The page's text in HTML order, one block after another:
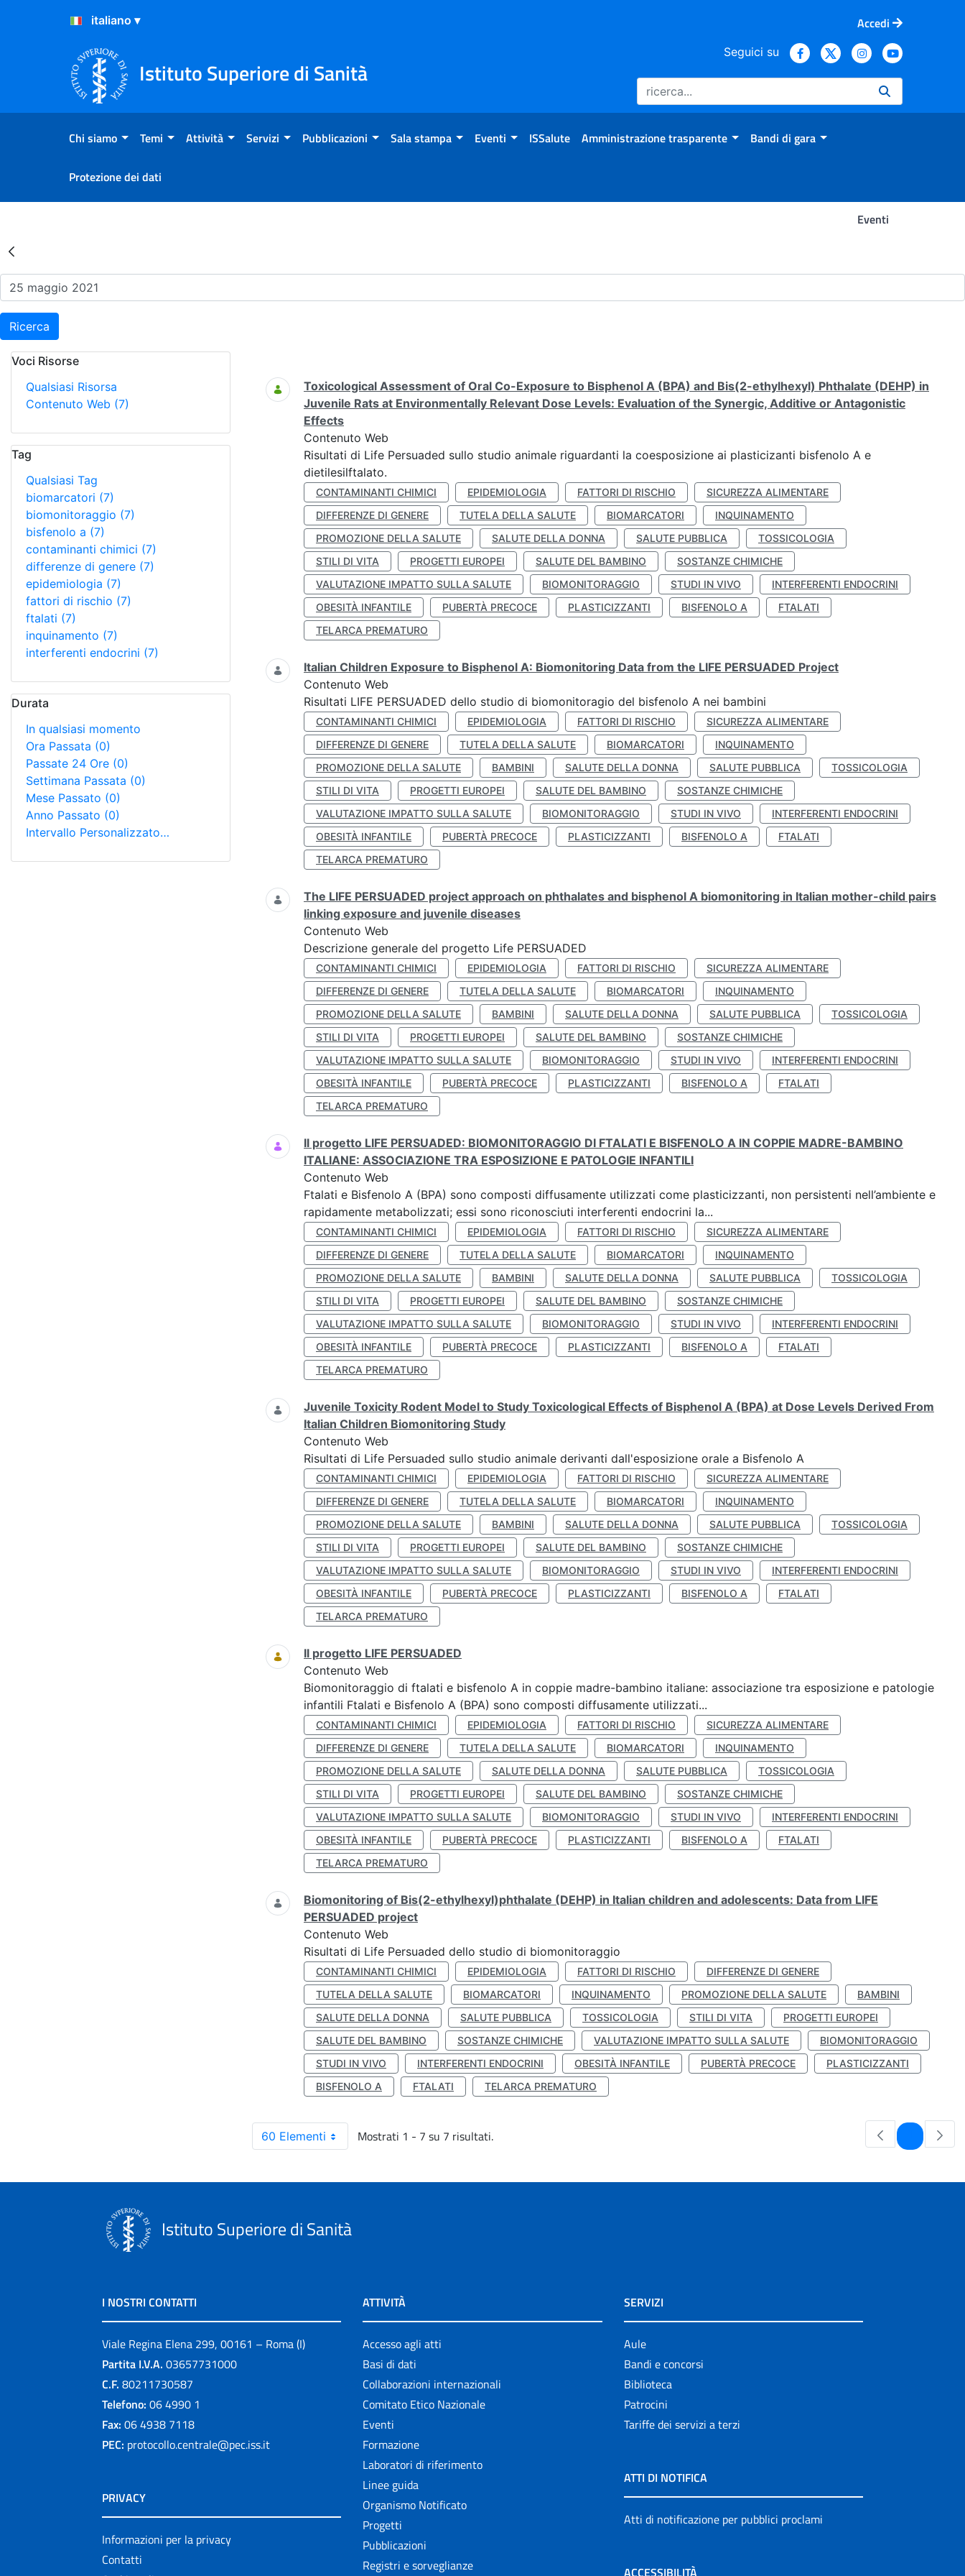
Salta al Contenuto
Salta al Footer
Accedi
Istituto Superiore di Sanità
Seguici su
Chi siamo Temi Attività Servizi Pubblicazioni Sala stampa Eventi ISSalute Amministrazione trasparente Bandi di gara
Protezione dei dati
Eventi
Risultati della Ricerca - Eventi
Ricerca
Voci Risorse
Qualsiasi Risorsa
Contenuto Web (7)
Tag
Qualsiasi Tag
biomarcatori (7)
biomonitoraggio (7)
bisfenolo a (7)
contaminanti chimici (7)
differenze di genere (7)
epidemiologia (7)
fattori di rischio (7)
ftalati (7)
inquinamento (7)
interferenti endocrini (7)
Durata
In qualsiasi momento
Ora Passata (0)
Passate 24 Ore (0)
Settimana Passata (0)
Mese Passato (0)
Anno Passato (0)
Intervallo Personalizzato…
Ricerca
Toxicological Assessment of Oral Co-Exposure to Bisphenol A (BPA) and Bis(2-ethylhexyl) Phthalate (DEHP) in
Juvenile Rats at Environmentally Relevant Dose Levels: Evaluation of the Synergic, Additive or Antagonistic
Effects
Contenuto Web
Risultati di Life Persuaded sullo studio animale riguardanti la coesposizione ai plasticizanti bisfenolo A e
dietilesilftalato.
CONTAMINANTI CHIMICI EPIDEMIOLOGIA FATTORI DI RISCHIO
SICUREZZA ALIMENTARE
DIFFERENZE DI GENERE
TUTELA DELLA SALUTE BIOMARCATORI
INQUINAMENTO
PROMOZIONE DELLA SALUTE
SALUTE DELLA DONNA SALUTE PUBBLICA
TOSSICOLOGIA
STILI DI VITA
PROGETTI EUROPEI SALUTE DEL BAMBINO
SOSTANZE CHIMICHE
VALUTAZIONE IMPATTO SULLA SALUTE
BIOMONITORAGGIO STUDI IN VIVO
INTERFERENTI ENDOCRINI
OBESITÀ INFANTILE
PUBERTÀ PRECOCE PLASTICIZZANTI BISFENOLO A
FTALATI
TELARCA PREMATURO
Italian Children Exposure to Bisphenol A: Biomonitoring Data from the LIFE PERSUADED Project
Contenuto Web
Risultati LIFE PERSUADED dello studio di biomonitoragio del bisfenolo A nei bambini
CONTAMINANTI CHIMICI EPIDEMIOLOGIA FATTORI DI RISCHIO
SICUREZZA ALIMENTARE
DIFFERENZE DI GENERE
TUTELA DELLA SALUTE BIOMARCATORI
INQUINAMENTO
PROMOZIONE DELLA SALUTE
BAMBINI SALUTE DELLA DONNA SALUTE PUBBLICA
TOSSICOLOGIA
STILI DI VITA
PROGETTI EUROPEI SALUTE DEL BAMBINO
SOSTANZE CHIMICHE
VALUTAZIONE IMPATTO SULLA SALUTE
BIOMONITORAGGIO STUDI IN VIVO
INTERFERENTI ENDOCRINI
OBESITÀ INFANTILE
PUBERTÀ PRECOCE PLASTICIZZANTI BISFENOLO A
FTALATI
TELARCA PREMATURO
The LIFE PERSUADED project approach on phthalates and bisphenol A biomonitoring in Italian mother-child pairs
linking exposure and juvenile diseases
Contenuto Web
Descrizione generale del progetto Life PERSUADED
CONTAMINANTI CHIMICI EPIDEMIOLOGIA FATTORI DI RISCHIO
SICUREZZA ALIMENTARE
DIFFERENZE DI GENERE
TUTELA DELLA SALUTE BIOMARCATORI
INQUINAMENTO
PROMOZIONE DELLA SALUTE
BAMBINI SALUTE DELLA DONNA SALUTE PUBBLICA
TOSSICOLOGIA
STILI DI VITA
PROGETTI EUROPEI SALUTE DEL BAMBINO
SOSTANZE CHIMICHE
VALUTAZIONE IMPATTO SULLA SALUTE
BIOMONITORAGGIO STUDI IN VIVO
INTERFERENTI ENDOCRINI
OBESITÀ INFANTILE
PUBERTÀ PRECOCE PLASTICIZZANTI BISFENOLO A
FTALATI
TELARCA PREMATURO
Il progetto LIFE PERSUADED: BIOMONITORAGGIO DI FTALATI E BISFENOLO A IN COPPIE MADRE-BAMBINO
ITALIANE: ASSOCIAZIONE TRA ESPOSIZIONE E PATOLOGIE INFANTILI
Contenuto Web
Ftalati e Bisfenolo A (BPA) sono composti diffusamente utilizzati come plasticizzanti, non persistenti nell’ambiente e
rapidamente metabolizzati; essi sono riconosciuti interferenti endocrini la...
CONTAMINANTI CHIMICI EPIDEMIOLOGIA FATTORI DI RISCHIO
SICUREZZA ALIMENTARE
DIFFERENZE DI GENERE
TUTELA DELLA SALUTE BIOMARCATORI
INQUINAMENTO
PROMOZIONE DELLA SALUTE
BAMBINI SALUTE DELLA DONNA SALUTE PUBBLICA
TOSSICOLOGIA
STILI DI VITA
PROGETTI EUROPEI SALUTE DEL BAMBINO
SOSTANZE CHIMICHE
VALUTAZIONE IMPATTO SULLA SALUTE
BIOMONITORAGGIO STUDI IN VIVO
INTERFERENTI ENDOCRINI
OBESITÀ INFANTILE
PUBERTÀ PRECOCE PLASTICIZZANTI BISFENOLO A
FTALATI
TELARCA PREMATURO
Juvenile Toxicity Rodent Model to Study Toxicological Effects of Bisphenol A (BPA) at Dose Levels Derived From
Italian Children Biomonitoring Study
Contenuto Web
Risultati di Life Persuaded sullo studio animale derivanti dall'esposizione orale a Bisfenolo A
CONTAMINANTI CHIMICI EPIDEMIOLOGIA FATTORI DI RISCHIO
SICUREZZA ALIMENTARE
DIFFERENZE DI GENERE
TUTELA DELLA SALUTE BIOMARCATORI
INQUINAMENTO
PROMOZIONE DELLA SALUTE
BAMBINI SALUTE DELLA DONNA SALUTE PUBBLICA
TOSSICOLOGIA
STILI DI VITA
PROGETTI EUROPEI SALUTE DEL BAMBINO
SOSTANZE CHIMICHE
VALUTAZIONE IMPATTO SULLA SALUTE
BIOMONITORAGGIO STUDI IN VIVO
INTERFERENTI ENDOCRINI
OBESITÀ INFANTILE
PUBERTÀ PRECOCE PLASTICIZZANTI BISFENOLO A
FTALATI
TELARCA PREMATURO
Il progetto LIFE PERSUADED
Contenuto Web
Biomonitoraggio di ftalati e bisfenolo A in coppie madre-bambino italiane: associazione tra esposizione e patologie
infantili Ftalati e Bisfenolo A (BPA) sono composti diffusamente utilizzati...
CONTAMINANTI CHIMICI EPIDEMIOLOGIA FATTORI DI RISCHIO
SICUREZZA ALIMENTARE
DIFFERENZE DI GENERE
TUTELA DELLA SALUTE BIOMARCATORI
INQUINAMENTO
PROMOZIONE DELLA SALUTE
SALUTE DELLA DONNA SALUTE PUBBLICA
TOSSICOLOGIA
STILI DI VITA
PROGETTI EUROPEI SALUTE DEL BAMBINO
SOSTANZE CHIMICHE
VALUTAZIONE IMPATTO SULLA SALUTE
BIOMONITORAGGIO STUDI IN VIVO
INTERFERENTI ENDOCRINI
OBESITÀ INFANTILE
PUBERTÀ PRECOCE PLASTICIZZANTI BISFENOLO A
FTALATI
TELARCA PREMATURO
Biomonitoring of Bis(2-ethylhexyl)phthalate (DEHP) in Italian children and adolescents: Data from LIFE
PERSUADED project
Contenuto Web
Risultati di Life Persuaded dello studio di biomonitoraggio
CONTAMINANTI CHIMICI EPIDEMIOLOGIA FATTORI DI RISCHIO
DIFFERENZE DI GENERE
TUTELA DELLA SALUTE
BIOMARCATORI INQUINAMENTO PROMOZIONE DELLA SALUTE
BAMBINI
SALUTE DELLA DONNA
SALUTE PUBBLICA TOSSICOLOGIA STILI DI VITA
PROGETTI EUROPEI
SALUTE DEL BAMBINO
SOSTANZE CHIMICHE VALUTAZIONE IMPATTO SULLA SALUTE
BIOMONITORAGGIO
STUDI IN VIVO
INTERFERENTI ENDOCRINI OBESITÀ INFANTILE PUBERTÀ PRECOCE
PLASTICIZZANTI
BISFENOLO A
FTALATI TELARCA PREMATURO
60 Elementi Mostrati 1 - 7 su 7 risultati. Pagina
Istituto Superiore di Sanità
I NOSTRI CONTATTI
Viale Regina Elena 299, 00161 – Roma (I)
Partita I.V.A. 03657731000
C.F. 80211730587
Telefono: 06 4990 1
Fax: 06 4938 7118
PEC: protocollo.centrale@pec.iss.it
PRIVACY
Informazioni per la privacy
Contatti
ATTIVITÀ
Accesso agli atti
Basi di dati
Collaborazioni internazionali
Comitato Etico Nazionale
Eventi
Formazione
Laboratori di riferimento
Linee guida
Organismo Notificato
Progetti
Pubblicazioni
Registri e sorveglianze
SERVIZI
Aule
Bandi e concorsi
Biblioteca
Patrocini
Tariffe dei servizi a terzi
ATTI DI NOTIFICA
Atti di notificazione per pubblici proclami
ACCESSIBILITÀ